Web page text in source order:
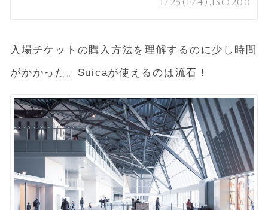
入場チケットの購入方法を理解するのに少し時間
がかかった。Suicaが使えるのは流石！